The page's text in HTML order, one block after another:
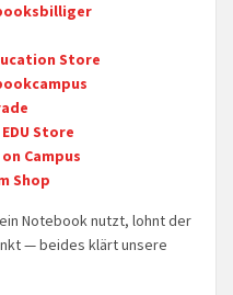
Store
Store
Campus
Shop
Notebook nutzt, lohnt der
— beides klärt unsere